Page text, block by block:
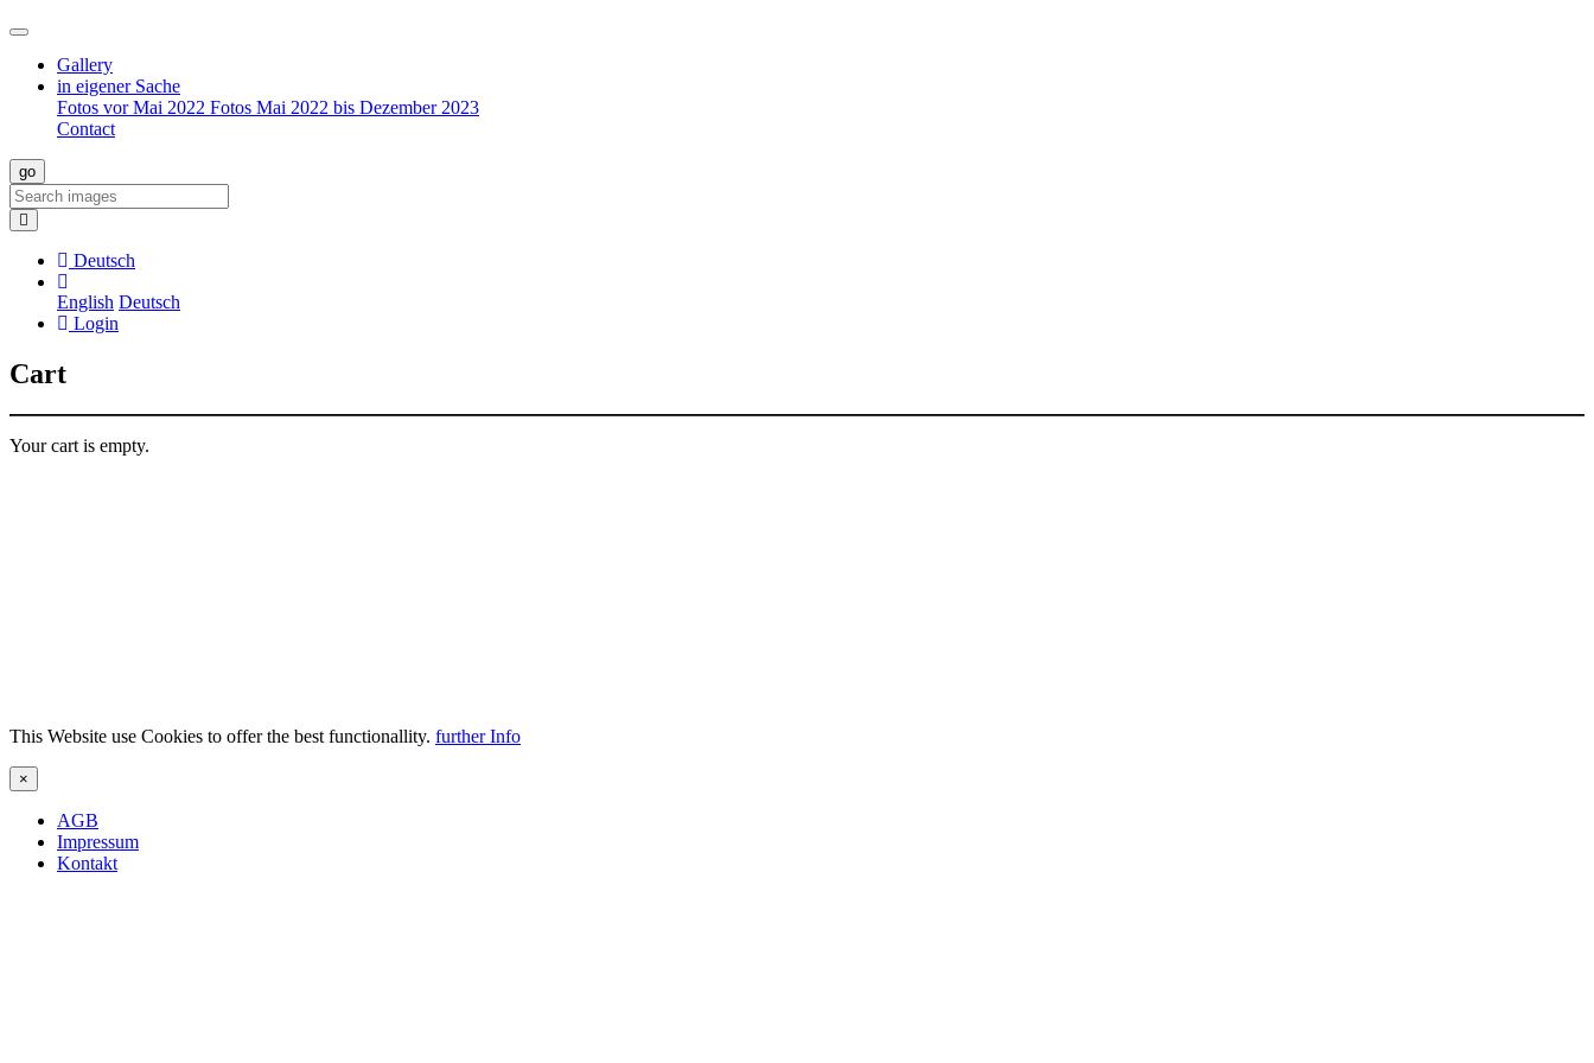
Gallery
in eigener Sache
Fotos vor Mai 2022 Fotos Mai 2022 bis Dezember 2023
Contact
Deutsch
English Deutsch
Login
Cart
Your cart is empty.
This Website use Cookies to offer the best functionallity. further Info
×
AGB
Impressum
Kontakt